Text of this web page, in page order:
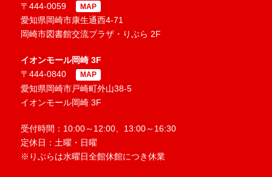
〒444-0059
MAP
愛知県岡崎市康生通西4-71
岡崎市図書館交流プラザ・りぶら 2F
イオンモール岡崎 3F
〒444-0840
MAP
愛知県岡崎市戸崎町外山38-5
イオンモール岡崎 3F
受付時間：10:00～12:00、13:00～16:30
定休日：土曜・日曜
※りぶらは水曜日全館休館につき休業